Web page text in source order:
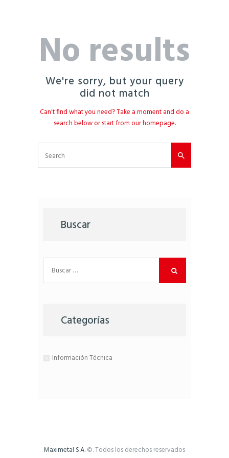
No results
We're sorry, but your query
did not match
Can't find what you need? Take a moment and do a
search below or start from our homepage.
Buscar
Categorías
Información Técnica
Maximetal S.A.©. Todos los derechos reservados